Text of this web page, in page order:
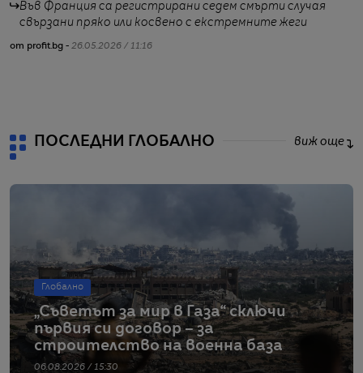
Във Франция са регистрирани седем смърти случая
свързани пряко или косвено с екстремните жеги
от profit.bg - 26.05.2026 / 11:16
ПОСЛЕДНИ ГЛОБАЛНО виж още
Глобално
„Съветът за мир в Газа“ сключи
първия си договор – за
строителство на военна база
06.08.2026 / 15:30